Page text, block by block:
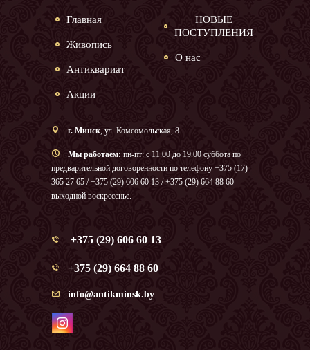
Главная
Живопись
Антиквариат
Акции
НОВЫЕ
ПОСТУПЛЕНИЯ
О нас
г. Минск, ул. Комсомольская, 8
Мы работаем: пн-пт: с 11.00 до 19.00 суббота по
предварительной договоренности по телефону +375 (17)
365 27 65 / +375 (29) 606 60 13 / +375 (29) 664 88 60
выходной воскресенье.
+375 (29) 606 60 13
+375 (29) 664 88 60
info@antikminsk.by